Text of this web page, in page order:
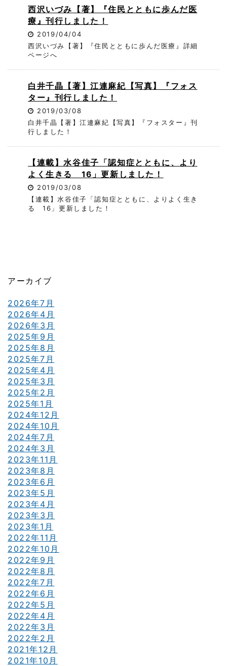
西沢いづみ【著】『住民とともに歩んだ医
療』刊行しました！
2019/04/04
西沢いづみ【著】『住民とともに歩んだ医療』詳細
ページへ
白井千晶【著】江連麻紀【写真】『フォス
ター』刊行しました！
2019/03/08
白井千晶【著】江連麻紀【写真】『フォスター』刊
行しました！
【連載】水谷佳子「認知症とともに、より
よく生きる 16」更新しました！
2019/03/08
【連載】水谷佳子「認知症とともに、よりよく生き
る 16」更新しました！
アーカイブ
2026年7月
2026年4月
2026年3月
2025年9月
2025年8月
2025年7月
2025年4月
2025年3月
2025年2月
2025年1月
2024年12月
2024年10月
2024年7月
2024年3月
2023年11月
2023年8月
2023年6月
2023年5月
2023年4月
2023年3月
2023年1月
2022年11月
2022年10月
2022年9月
2022年8月
2022年7月
2022年6月
2022年5月
2022年4月
2022年3月
2022年2月
2021年12月
2021年10月